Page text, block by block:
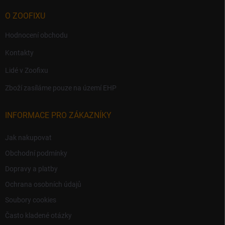
O ZOOFIXU
Hodnocení obchodu
Kontakty
Lidé v Zoofixu
Zboží zasíláme pouze na území EHP
INFORMACE PRO ZÁKAZNÍKY
Jak nakupovat
Obchodní podmínky
Dopravy a platby
Ochrana osobních údajů
Soubory cookies
Často kladené otázky